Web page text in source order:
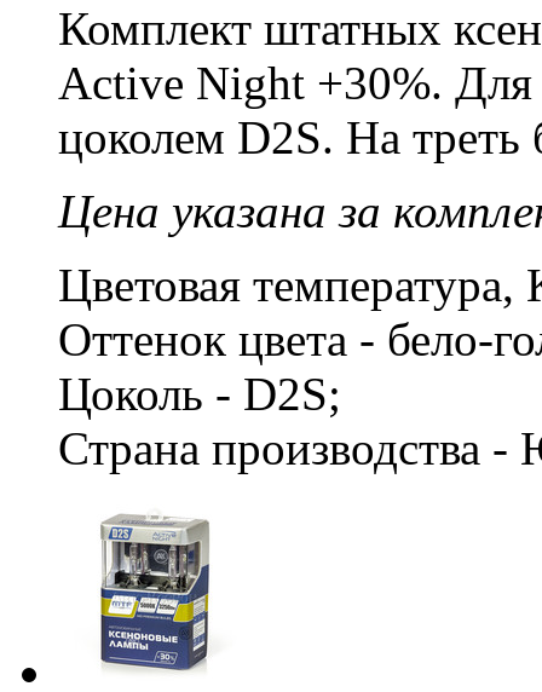
Комплект штатных
Active Night +30%. Для
цоколем D2S. На треть
Цена указана за
Цветовая
Оттенок цвета - бело-
Цоколь - D2S;
Страна производства